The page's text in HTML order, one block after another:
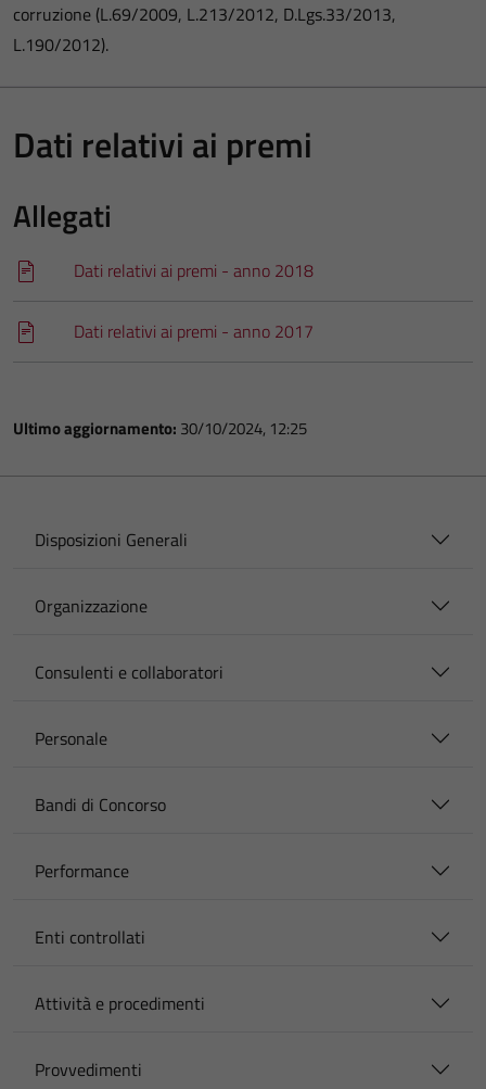
corruzione (L.69/2009, L.213/2012, D.Lgs.33/2013,
L.190/2012).
Dati relativi ai premi
Allegati
Dati relativi ai premi - anno 2018
Dati relativi ai premi - anno 2017
Ultimo aggiornamento: 30/10/2024, 12:25
Disposizioni Generali
Organizzazione
Consulenti e collaboratori
Personale
Bandi di Concorso
Performance
Enti controllati
Attività e procedimenti
Provvedimenti